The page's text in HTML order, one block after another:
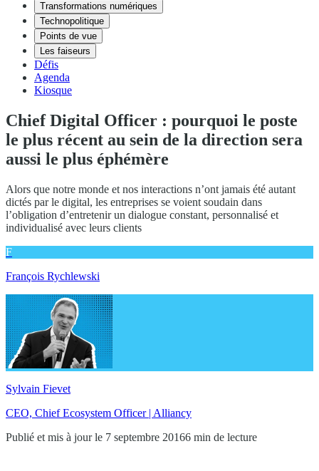
Transformations numériques
Technopolitique
Points de vue
Les faiseurs
Défis
Agenda
Kiosque
Chief Digital Officer : pourquoi le poste
le plus récent au sein de la direction sera
aussi le plus éphémère
Alors que notre monde et nos interactions n’ont jamais été autant
dictés par le digital, les entreprises se voient soudain dans
l’obligation d’entretenir un dialogue constant, personnalisé et
individualisé avec leurs clients
F
François Rychlewski
Sylvain Fievet
CEO, Chief Ecosystem Officer | Alliancy
Publié et mis à jour le 7 septembre 20166 min de lecture